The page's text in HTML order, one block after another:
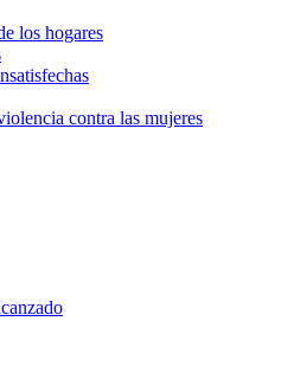
los hogares
contra las mujeres